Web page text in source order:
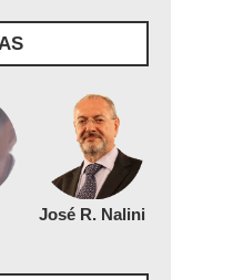
José R. Nalini